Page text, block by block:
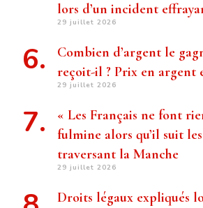
lors d’un incident
29 juillet 2026
Combien d’argent le
reçoit-il ? Prix ​​en argent
29 juillet 2026
« Les Français ne font
fulmine alors qu’il suit
traversant la Manche
29 juillet 2026
Droits légaux expliqués